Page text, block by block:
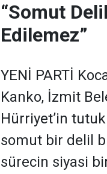
“Somut
Edilemez”
YENİ PARTİ
Kanko, İzmit
Hürriyet’in
somut bir delil
sürecin siyasi